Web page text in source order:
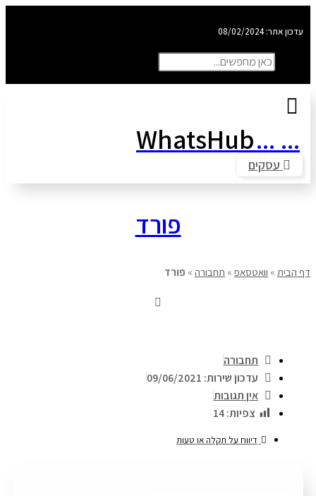
08/02/2024
...
WhatsHub
עסקים
פורד
»וואטסאפ»תחבורה»פורד
תחבורה
עדכון שירות: 09/06/2021
אין תגובות
צפיות:14
דיווח על תקלה או טעות